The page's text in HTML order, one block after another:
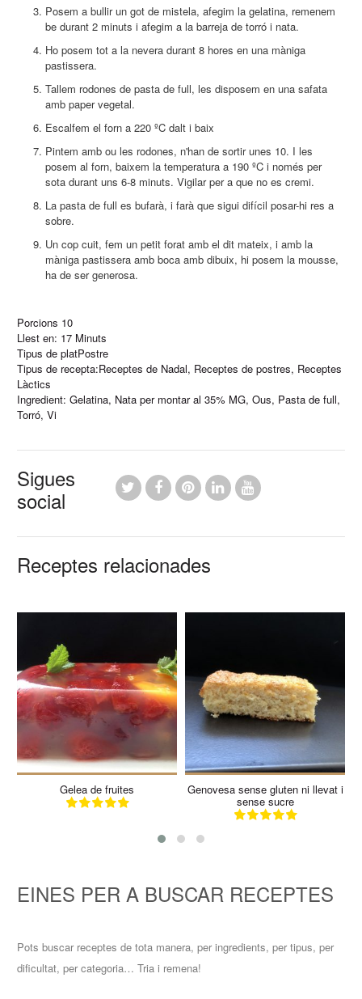
Posem a bullir un got de mistela, afegim la gelatina, remenem
be durant 2 minuts i afegim a la barreja de torró i nata.
Ho posem tot a la nevera durant 8 hores en una màniga
pastissera.
Tallem rodones de pasta de full, les disposem en una safata
amb paper vegetal.
Escalfem el forn a 220 ºC dalt i baix
Pintem amb ou les rodones, n'han de sortir unes 10. I les
posem al forn, baixem la temperatura a 190 ºC i només per
sota durant uns 6-8 minuts. Vigilar per a que no es cremi.
La pasta de full es bufarà, i farà que sigui difícil posar-hi res a
sobre.
Un cop cuit, fem un petit forat amb el dit mateix, i amb la
màniga pastissera amb boca amb dibuix, hi posem la mousse,
ha de ser generosa.
Porcions 10
Llest en: 17 Minuts
Tipus de platPostre
Tipus de recepta:Receptes de Nadal, Receptes de postres, Receptes
Làctics
Ingredient:Gelatina, Nata per montar al 35% MG,Ous, Pasta de full,
Torró,Vi
Sigues
social
Receptes relacionades
8
8
10 Min
Gelea de fruites
12
12
30 Min
Genovesa sense gluten ni llevat i
sense sucre
EINES PER A BUSCAR RECEPTES
Pots buscar receptes de tota manera, per ingredients, per tipus, per
dificultat, per categoria… Tria i remena!